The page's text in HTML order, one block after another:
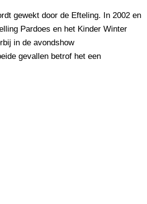
gewekt door de Efteling. In 2002 en
Pardoes en het Kinder Winter
in de avondshow
gevallen betrof het een